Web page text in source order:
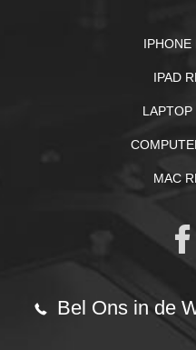
IPHONE
IPAD
LAPTOP
MAC
Bel Ons in de